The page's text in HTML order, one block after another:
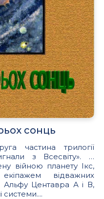
сонць
частина трилогії
з Всесвіту». …
війною планету Ікс,
відважних
Альфу Центавра А і В,
системи....